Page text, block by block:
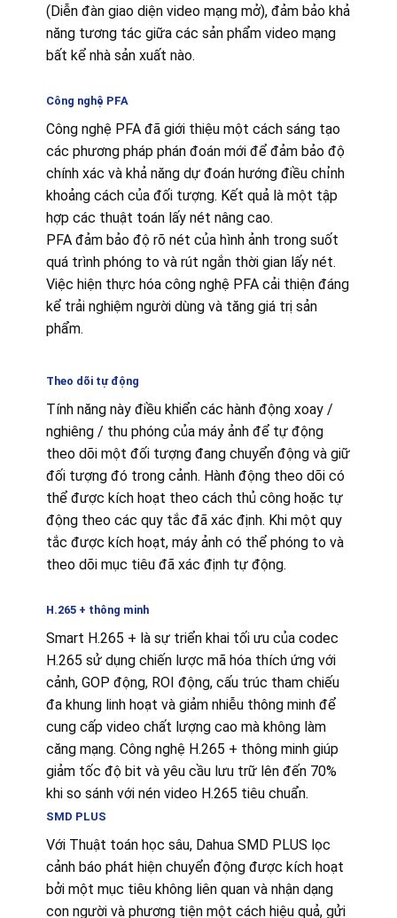
(Diễn đàn giao diện video mạng mở), đảm bảo khả
năng tương tác giữa các sản phẩm video mạng
bất kể nhà sản xuất nào.
Công nghệ PFA
Công nghệ PFA đã giới thiệu một cách sáng tạo
các phương pháp phán đoán mới để đảm bảo độ
chính xác và khả năng dự đoán hướng điều chỉnh
khoảng cách của đối tượng. Kết quả là một tập
hợp các thuật toán lấy nét nâng cao.
PFA đảm bảo độ rõ nét của hình ảnh trong suốt
quá trình phóng to và rút ngắn thời gian lấy nét.
Việc hiện thực hóa công nghệ PFA cải thiện đáng
kể trải nghiệm người dùng và tăng giá trị sản
phẩm.
Theo dõi tự động
Tính năng này điều khiển các hành động xoay /
nghiêng / thu phóng của máy ảnh để tự động
theo dõi một đối tượng đang chuyển động và giữ
đối tượng đó trong cảnh. Hành động theo dõi có
thể được kích hoạt theo cách thủ công hoặc tự
động theo các quy tắc đã xác định. Khi một quy
tắc được kích hoạt, máy ảnh có thể phóng to và
theo dõi mục tiêu đã xác định tự động.
H.265 + thông minh
Smart H.265 + là sự triển khai tối ưu của codec
H.265 sử dụng chiến lược mã hóa thích ứng với
cảnh, GOP động, ROI động, cấu trúc tham chiếu
đa khung linh hoạt và giảm nhiễu thông minh để
cung cấp video chất lượng cao mà không làm
căng mạng. Công nghệ H.265 + thông minh giúp
giảm tốc độ bit và yêu cầu lưu trữ lên đến 70%
khi so sánh với nén video H.265 tiêu chuẩn.
SMD PLUS
Với Thuật toán học sâu, Dahua SMD PLUS lọc
cảnh báo phát hiện chuyển động được kích hoạt
bởi một mục tiêu không liên quan và nhận dạng
con người và phương tiện một cách hiệu quả, gửi